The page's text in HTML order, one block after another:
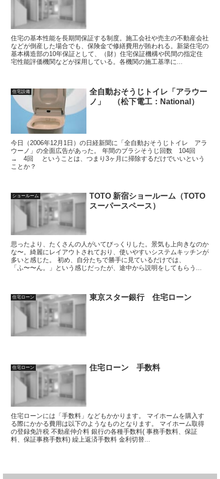
住宅の基本性能を長期間保証する制度。施工会社や売主の不動産会社
などが倒産した場合でも、保険金で修繕費用が賄われる。新築住宅の
基本構造部の10年保証として、（財）住宅保証機構や民間の指定住
宅性能評価機関などが採用している。各機関の施工基準に...
住宅設備
全自動おそうじトイレ「アラウー
ノ」 （松下電工：National）
今日（2006年12月1日）の日経新聞に「全自動おそうじトイレ アラ
ウーノ」の全面広告があった。 年間のブラシそうじ回数 104回
→ 4回 ということは、つまり3ヶ月に掃除するだけでいいという
ことか？
ショールーム
TOTO 新宿ショールーム（TOTO
スーパースペース）
思ったより、たくさんの人がいてびっくりした。景気も上向きなのか
な〜。綺麗にレイアウトされており、使いやすいシステムキッチンが
多いと感じた。 初め、自分たちで勝手に見ているだけでは、
「ふ〜〜ん。」という感じだったが、途中から説明をしてもらう...
住宅ローン 東京スター銀行 住宅ローン
住宅ローン 住宅ローン 手数料
住宅ローンには「手数料」などもかかります。 マイホームを購入す
る際にかかる費用は以下のようなものとなります。 マイホーム取得
の登録免許税 不動産仲介料 銀行の各種手数料( 事務手数料、保証
料、保証事務手数料) 繰上返済手数料 金利切替...